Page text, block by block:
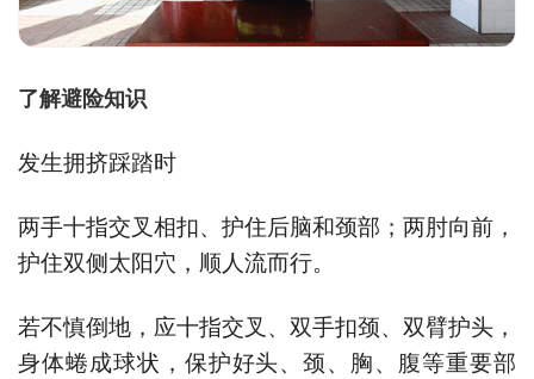
了解避险知识
发生拥挤踩踏时
两手十指交叉相扣、护住后脑和颈部；两肘向前，
护住双侧太阳穴，顺人流而行。
若不慎倒地，应十指交叉、双手扣颈、双臂护头，
身体蜷成球状，保护好头、颈、胸、腹等重要部